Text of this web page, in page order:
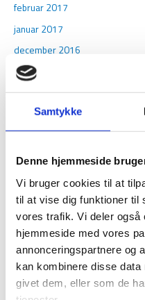
Samtykke
Denne hjemmeside
Vi bruger cookies til at
til at vise dig funktioner til
vores trafik. Vi deler også
hjemmeside med vores
annonceringspartnere og
kan kombinere disse
givet dem, eller som de
februar 2017
januar 2017
december 2016
november 2016
oktober 2016
september 2016
august 2016
juni 2016
maj 2016
februar 2016
januar 2016
december 2015
november 2015
oktober 2015